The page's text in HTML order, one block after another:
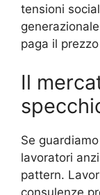
tensioni
paga il
Il
Se
lavoratori
pattern.
consulenze